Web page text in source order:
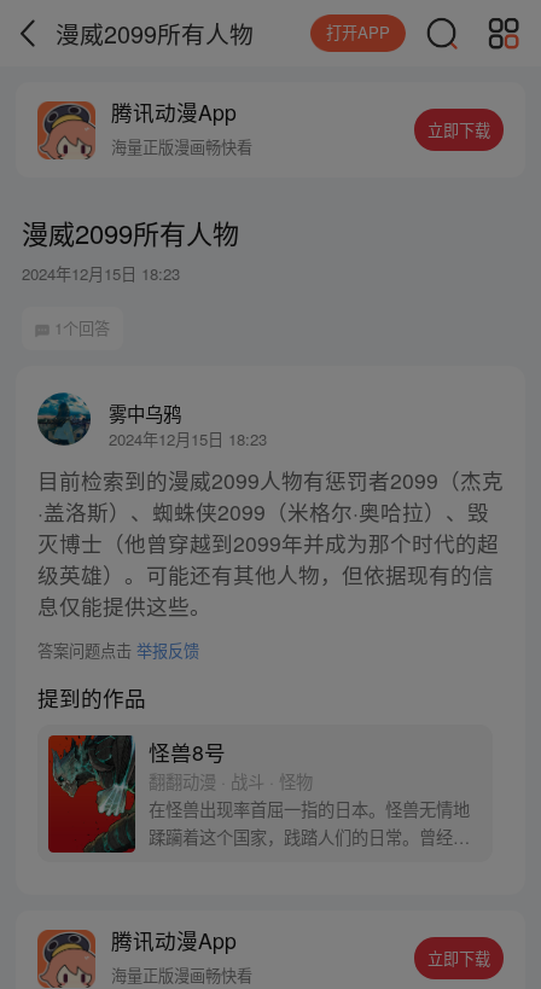
漫威2099所有人物 打开APP
腾讯动漫App
海量正版漫画畅快看
立即下载
漫威2099所有人物
2024年12月15日 18:23
1个回答
雾中乌鸦
2024年12月15日 18:23
目前检索到的漫威2099人物有惩罚者2099（杰克
·盖洛斯）、蜘蛛侠2099（米格尔·奥哈拉）、毁
灭博士（他曾穿越到2099年并成为那个时代的超
级英雄）。可能还有其他人物，但依据现有的信
息仅能提供这些。
答案问题点击 举报反馈
提到的作品
怪兽8号
翻翻动漫 · 战斗 · 怪物
在怪兽出现率首屈一指的日本。怪兽无情地
蹂躏着这个国家，践踏人们的日常。曾经立
担任讨伐怪兽工作的日本防卫队将这样的他
称作“怪兽8号”。
腾讯动漫App
海量正版漫画畅快看
立即下载